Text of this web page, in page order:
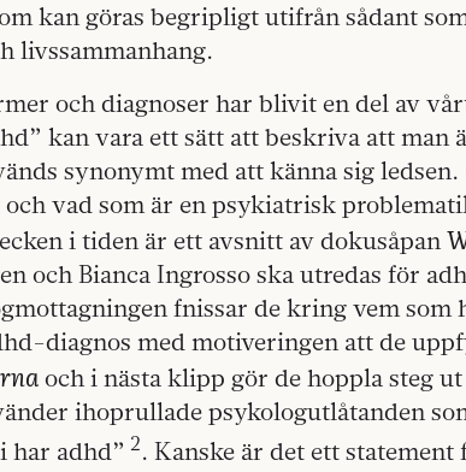
kan göras begripligt utifrån sådant
livssammanhang.
och diagnoser har blivit en del av
kan vara ett sätt att beskriva att man
synonymt med att känna sig
vad som är en psykiatrisk
i tiden är ett avsnitt av dokusåpan
och Bianca Ingrosso ska utredas för
fnissar de kring vem som
diagnos med motiveringen att de
och i nästa klipp gör de hoppla steg
ihoprullade psykologutlåtanden
har adhd” 2. Kanske är det ett